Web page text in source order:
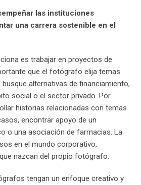
las instituciones
una carrera sostenible en el
es trabajar en proyectos de
que el fotógrafo elija temas
alternativas de financiamiento,
social o el sector privado. Por
historias relacionadas con temas
encontrar apoyo de un
o una asociación de farmacias. La
en el mundo corporativo,
nazcan del propio fotógrafo.
tengan un enfoque creativo y